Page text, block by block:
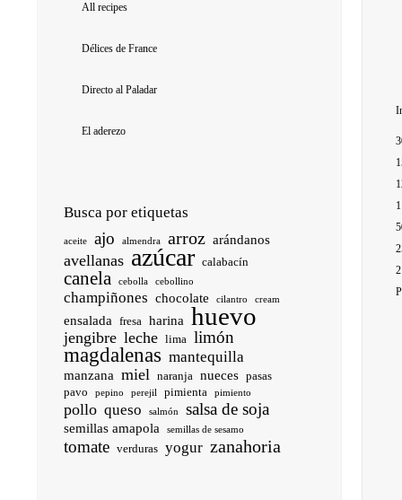
All recipes
Délices de France
Directo al Paladar
El aderezo
Busca por etiquetas
aceite ajo almendra arroz arándanos
avellanas azúcar calabacín
canela cebolla cebollino
champiñones chocolate cilantro cream
ensalada fresa harina huevo
jengibre leche lima limón
magdalenas mantequilla
manzana miel naranja nueces pasas
pavo
pepino perejil pimienta pimiento
pollo queso salmón salsa de soja
semillas amapola semillas de sesamo
tomate verduras yogur zanahoria